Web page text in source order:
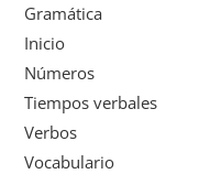
Gramática
Inicio
Números
Tiempos verbales
Verbos
Vocabulario